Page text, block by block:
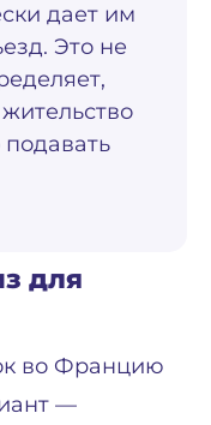
дает им
Это не
для
во Францию
—